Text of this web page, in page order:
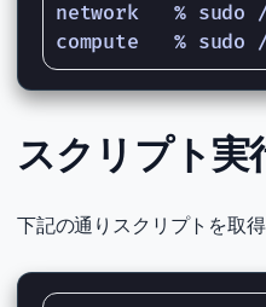
network   %
スクリプト実
下記の通りスクリプトを取